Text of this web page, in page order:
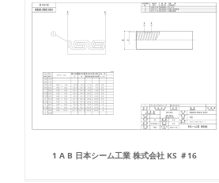
1 A B 日本シーム工業 株式会社 KS ＃16